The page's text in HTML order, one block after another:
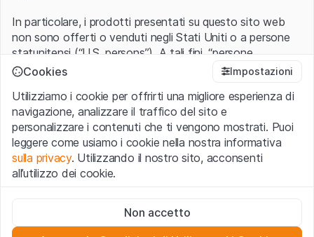
In particolare, i prodotti presentati su questo sito web
non sono offerti o venduti negli Stati Uniti o a persone
statunitensi (“U.S. persons”). A tali fini, “persone
statunitensi” vanno intese nel significato ad esse ascritto
1933 che include le persone residenti negli Stati Uniti
d’America, le società per azioni e le altre forme societarie
americane.
Condizioni di utilizzo e informazioni legali
Con l’accesso al sito web (di seguito, il “Sito”) si dichiara
avvertenze importanti e le condizioni di utilizzo ivi rese
Cookies Impostazioni
Utilizziamo i cookie per offrirti una migliore esperienza di
navigazione, analizzare il traffico del sito e
personalizzare i contenuti che ti vengono mostrati. Puoi
leggere come usiamo i cookie nella nostra informativa
sulla privacy. Utilizzando il nostro sito, acconsenti
all’utilizzo dei cookie.
Questi cookie sono necessari per il funzionamento del sito
web e non possono essere disattivati.
Non accetto